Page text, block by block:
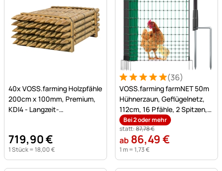
Noch keine Bewertungen abgegeben
40x VOSS.farming Holzpfähle
200cm x 100mm, Premium,
KDI4 - Langzeit-
719,90€
1 Stück =18,00€
Bewertung: 5 von 5 (36
36 Bewertungen
(36)
VOSS.farming farmNET 50m
Hühnerzaun, Geflügelnetz,
112cm, 16 Pfähle, 2 Spitzen,
grün, ohne Strom
Bei 2 oder mehr
statt:87,78€
ab 86,49€
1 m =1,73€